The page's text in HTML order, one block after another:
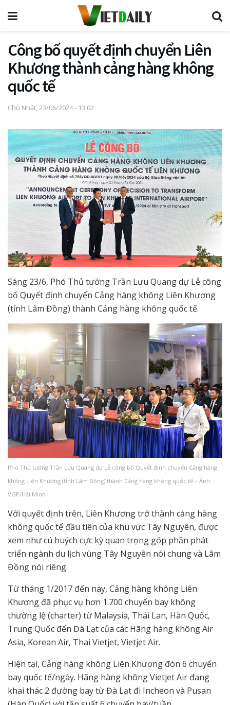
Công bố quyết định chuyển Liên
Khương thành cảng hàng không
quốc tế
Chủ Nhật, 23/06/2024 - 13:02
Sáng 23/6, Phó Thủ tướng Trần Lưu Quang dự Lễ công
bố Quyết định chuyển Cảng hàng không Liên Khương
(tỉnh Lâm Đồng) thành Cảng hàng không quốc tế.
Phó Thủ tướng Trần Lưu Quang dự Lễ công bố Quyết định chuyển Cảng hàng
không Liên Khương (tỉnh Lâm Đồng) thành Cảng hàng không quốc tế – Ảnh:
VGP/Hải Minh
Với quyết định trên, Liên Khương trở thành cảng hàng
không quốc tế đầu tiên của khu vực Tây Nguyên, được
xem như cú huých cực kỳ quan trọng góp phần phát
triển ngành du lịch vùng Tây Nguyên nói chung và Lâm
Đồng nói riêng.
Từ tháng 1/2017 đến nay, Cảng hàng không Liên
Khương đã phục vụ hơn 1.700 chuyến bay không
thường lệ (charter) từ Malaysia, Thái Lan, Hàn Quốc,
Trung Quốc đến Đà Lạt của các Hãng hàng không Air
Asia, Korean Air, Thai Vietjet, Vietjet Air.
Hiện tại, Cảng hàng không Liên Khương đón 6 chuyến
bay quốc tế/ngày. Hãng hàng không Vietjet Air đang
khai thác 2 đường bay từ Đà Lạt đi Incheon và Pusan